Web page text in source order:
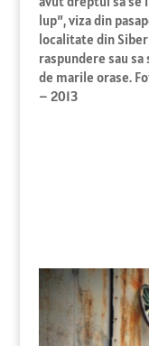
lup”, viza din
localitate din
raspundere sau
de marile orase.
– 2013